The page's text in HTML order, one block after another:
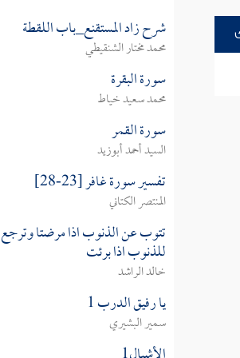
شرح زاد المستقنع_باب اللقطة
محمد مختار الشنقيطي
سورة البقرة
محمد سعيد خياط
سورة القمر
السيد أحمد أبوزيد
تفسير سورة غافر [23-28]
المنتصر الكتاني
تتوب عن الذنوب اذا مرضتا وترجع
للذنوب اذا برئت
خالد الراشد
يا رفيق الدرب 1
سمير البشيري